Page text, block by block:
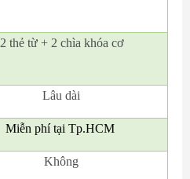
2 thẻ từ + 2 chìa khóa cơ
Lâu dài
Miễn phí tại Tp.HCM
Không